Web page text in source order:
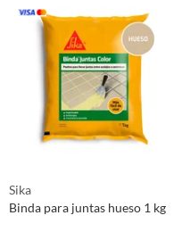
Sika
Binda para juntas hueso 1 kg